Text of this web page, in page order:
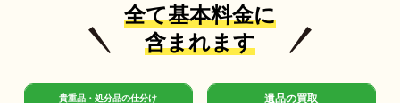
全て基本料金に
含まれます
貴重品・処分品の仕分け 遺品の買取